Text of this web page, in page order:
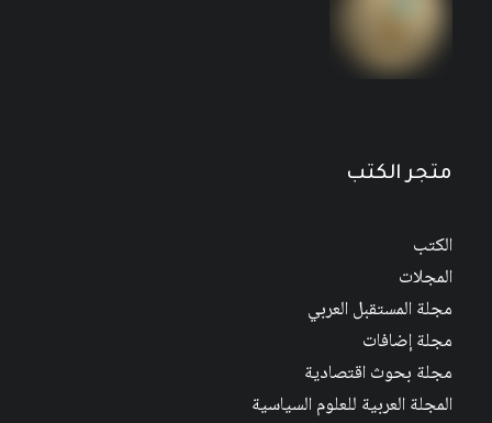
متجر الكتب
الكتب
المجلات
مجلة المستقبل العربي
مجلة إضافات
مجلة بحوث اقتصادية
المجلة العربية للعلوم السياسية